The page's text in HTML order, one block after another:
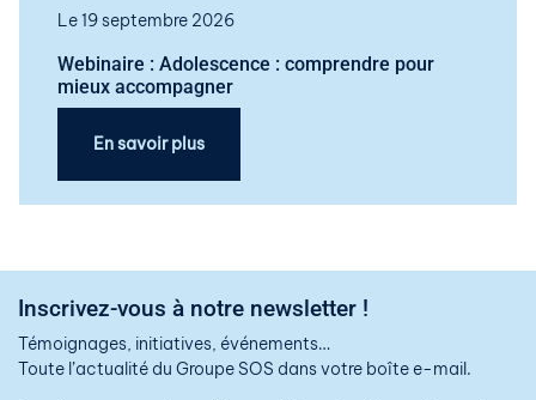
Le 19 septembre 2026
Webinaire : Adolescence : comprendre pour
mieux accompagner
En savoir plus
Inscrivez-vous à notre newsletter !
Témoignages, initiatives, événements…
Toute l’actualité du Groupe SOS dans votre boîte e-mail.